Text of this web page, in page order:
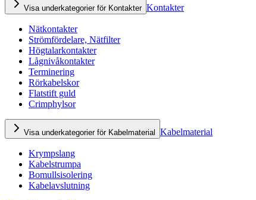
Visa underkategorier för Kontakter Kontakter
Nätkontakter
Strömfördelare, Nätfilter
Högtalarkontakter
Lågnivåkontakter
Terminering
Rörkabelskor
Flatstift guld
Crimphylsor
Visa underkategorier för Kabelmaterial Kabelmaterial
Krympslang
Kabelstrumpa
Bomullsisolering
Kabelavslutning